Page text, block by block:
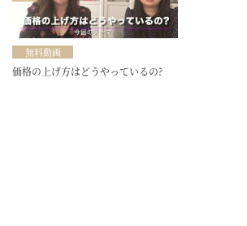
無料動画
価格の上げ方はどうやっているの?